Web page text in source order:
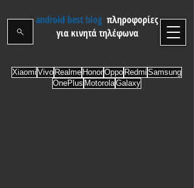
android best blog πληροφορίες
για κινητά τηλέφωνα
Xiaomi Vivo Realme HonorOppo Redmi Samsung
OnePlus MotorolaGalaxy